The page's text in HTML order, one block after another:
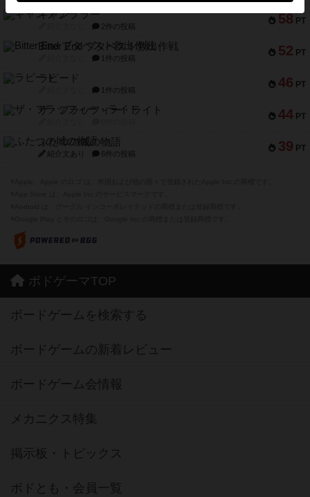
58 PT
ギャンブラー
2件の投稿
52 PT
Bitter End ブタペスト救出作戦
1件の投稿
46 PT
ラピード
1件の投稿
44 PT
ザ・フラッフィー・ライト
39 PT
ふたつの城の物語
紹介文あり 6件の投稿
ボドゲーマTOP
ボードゲームを検索する
ボードゲームの新着レビュー
ボードゲーム会情報
メカニクス特集
掲示板・トピックス
ボドとも・会員一覧